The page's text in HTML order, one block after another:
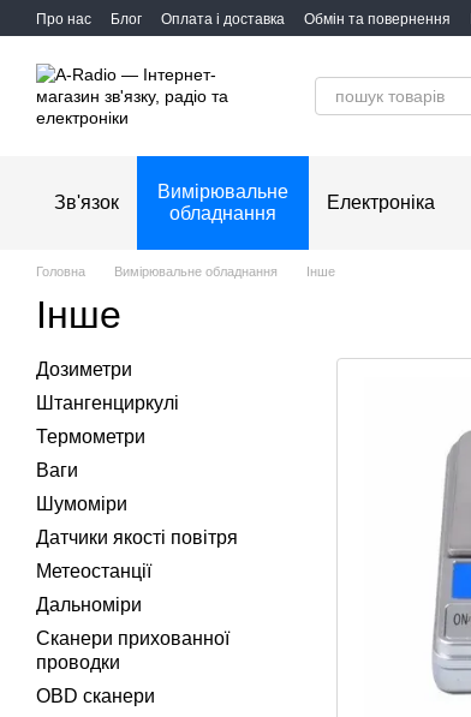
Перейти до основного контенту
Про нас Блог Оплата і доставка Обмін та повернення
Зв'язок
Вимірювальне
обладнання
Електроніка
Головна Вимірювальне обладнання Інше
Інше
Дозиметри
Штангенциркулі
Термометри
Ваги
Шумоміри
Датчики якості повітря
Метеостанції
Дальноміри
Сканери прихованної
проводки
OBD сканери